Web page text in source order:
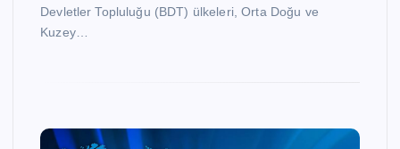
Devletler Topluluğu (BDT) ülkeleri, Orta Doğu ve
Kuzey…